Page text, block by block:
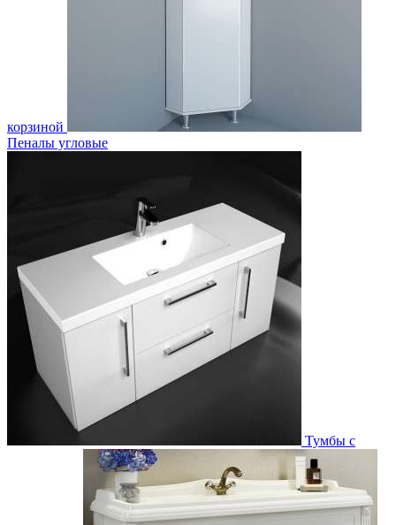
корзиной
Пеналы угловые
Тумбы с